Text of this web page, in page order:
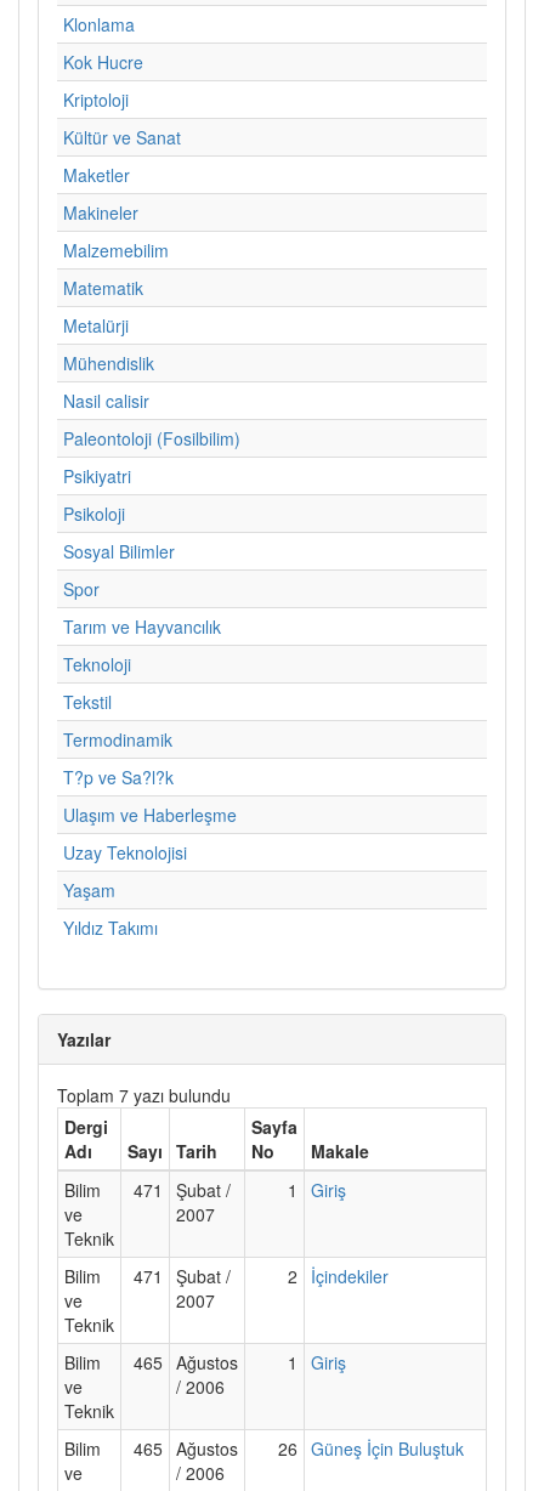
Klonlama
Kok Hucre
Kriptoloji
Kültür ve Sanat
Maketler
Makineler
Malzemebilim
Matematik
Metalürji
Mühendislik
Nasil calisir
Paleontoloji (Fosilbilim)
Psikiyatri
Psikoloji
Sosyal Bilimler
Spor
Tarım ve Hayvancılık
Teknoloji
Tekstil
Termodinamik
T?p ve Sa?l?k
Ulaşım ve Haberleşme
Uzay Teknolojisi
Yaşam
Yıldız Takımı
Yazılar
Toplam 7 yazı bulundu
Dergi
Adı
Sayı Tarih
Sayfa
No
Makale
Bilim
ve
Teknik
471
Şubat /
2007
1 Giriş
Bilim
ve
Teknik
471
Şubat /
2007
2 İçindekiler
Bilim
ve
Teknik
465 Ağustos
/ 2006
1 Giriş
Bilim
ve
465 Ağustos
/ 2006
26 Güneş İçin Buluştuk